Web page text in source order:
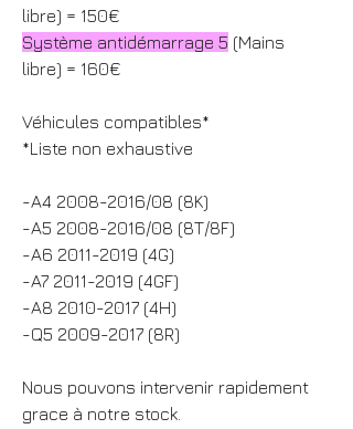
libre) = 150€
Système antidémarrage 5 (Mains
libre) = 160€
Véhicules compatibles*
*Liste non exhaustive
-A4 2008-2016/08 (8K)
-A5 2008-2016/08 (8T/8F)
-A6 2011-2019 (4G)
-A7 2011-2019 (4GF)
-A8 2010-2017 (4H)
-Q5 2009-2017 (8R)
Nous pouvons intervenir rapidement
grace à notre stock.